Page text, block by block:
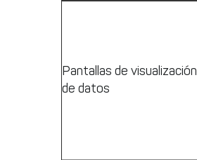
Pantallas de visualización
de datos